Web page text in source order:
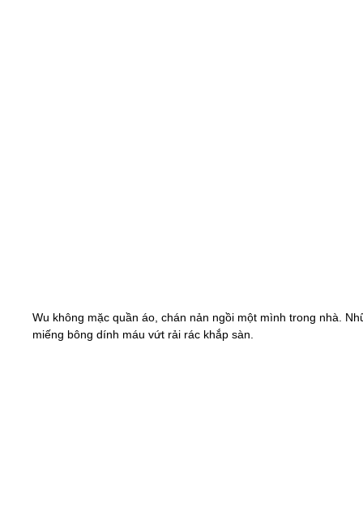
Wu không mặc quần áo, chán nản ngồi một mình trong nhà.
miếng bông dính máu vứt rải rác khắp sàn.